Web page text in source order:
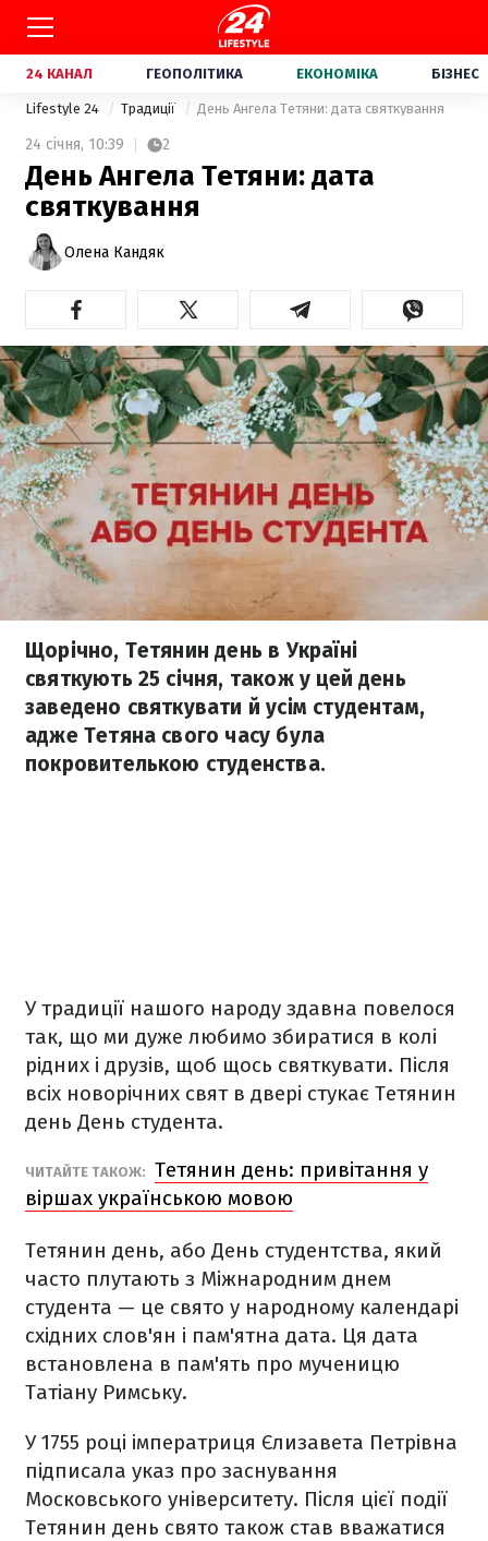
24 КАНАЛ ГЕОПОЛІТИКА ЕКОНОМІКА БІЗНЕС
Lifestyle 24 Традиції День Ангела Тетяни: дата святкування
24 січня, 10:39 2
День Ангела Тетяни: дата
святкування
Олена Кандяк
Щорічно, Тетянин день в Україні
святкують 25 січня, також у цей день
заведено святкувати й усім студентам,
адже Тетяна свого часу була
покровителькою студенства.
У традиції нашого народу здавна повелося
так, що ми дуже любимо збиратися в колі
рідних і друзів, щоб щось святкувати. Після
всіх новорічних свят в двері стукає Тетянин
день День студента.
ЧИТАЙТЕ ТАКОЖ: Тетянин день: привітання у
віршах українською мовою
Тетянин день, або День студентства, який
часто плутають з Міжнародним днем
студента — це свято у народному календарі
східних слов'ян і пам'ятна дата. Ця дата
встановлена в пам'ять про мученицю
Татіану Римську.
У 1755 році імператриця Єлизавета Петрівна
підписала указ про заснування
Московського університету. Після цієї події
Тетянин день свято також став вважатися